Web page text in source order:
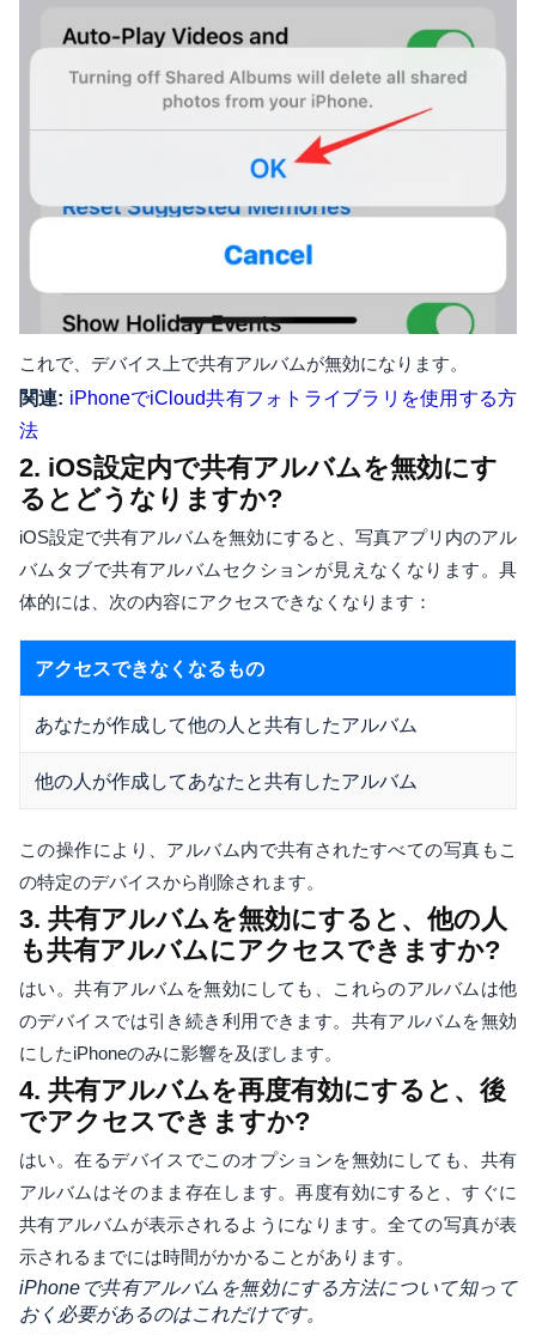
これで、デバイス上で共有アルバムが無効になります。
関連: iPhoneでiCloud共有フォトライブラリを使用する方
法
2. iOS設定内で共有アルバムを無効にす
るとどうなりますか?
iOS設定で共有アルバムを無効にすると、写真アプリ内のアル
バムタブで共有アルバムセクションが見えなくなります。具
体的には、次の内容にアクセスできなくなります：
アクセスできなくなるもの
あなたが作成して他の人と共有したアルバム
他の人が作成してあなたと共有したアルバム
この操作により、アルバム内で共有されたすべての写真もこ
の特定のデバイスから削除されます。
3. 共有アルバムを無効にすると、他の人
も共有アルバムにアクセスできますか?
はい。共有アルバムを無効にしても、これらのアルバムは他
のデバイスでは引き続き利用できます。共有アルバムを無効
にしたiPhoneのみに影響を及ぼします。
4. 共有アルバムを再度有効にすると、後
でアクセスできますか?
はい。在るデバイスでこのオプションを無効にしても、共有
アルバムはそのまま存在します。再度有効にすると、すぐに
共有アルバムが表示されるようになります。全ての写真が表
示されるまでには時間がかかることがあります。
iPhoneで共有アルバムを無効にする方法について知って
おく必要があるのはこれだけです。